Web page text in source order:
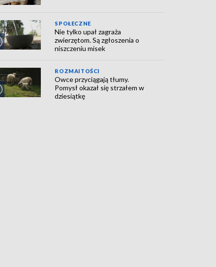
SPOŁECZNE
Nie tylko upał zagraża
zwierzętom. Są zgłoszenia o
niszczeniu misek
ROZMAITOŚCI
Owce przyciągają tłumy.
Pomysł okazał się strzałem w
dziesiątkę